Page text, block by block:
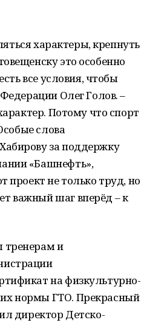
характеры, крепнуть
это особенно
все условия, чтобы
Олег Голов. –
Потому что спорт
слова
за поддержку
«Башнефть»,
проект не только труд, но
важный шаг вперёд – к
тренерам и
на физкультурно-
нормы ГТО. Прекрасный
директор Детско-